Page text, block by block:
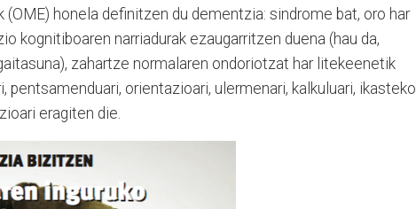
(OME) honela definitzen du dementzia: sindrome bat, oro har
kognitiboaren narriadurak ezaugarritzen duena (hau da,
zahartze normalaren ondoriotzat har litekeenetik
pentsamenduari, orientazioari, ulermenari, kalkuluari, ikasteko
eragiten die.